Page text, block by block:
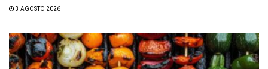
3 AGOSTO 2026